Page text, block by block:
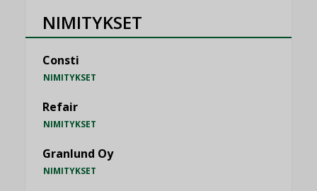
NIMITYKSET
Consti
NIMITYKSET
Refair
NIMITYKSET
Granlund Oy
NIMITYKSET